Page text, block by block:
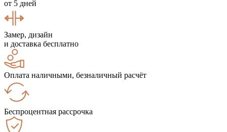
от 5 дней
Замер, дизайн
и доставка бесплатно
Оплата наличными, безналичный расчёт
Беспроцентная рассрочка